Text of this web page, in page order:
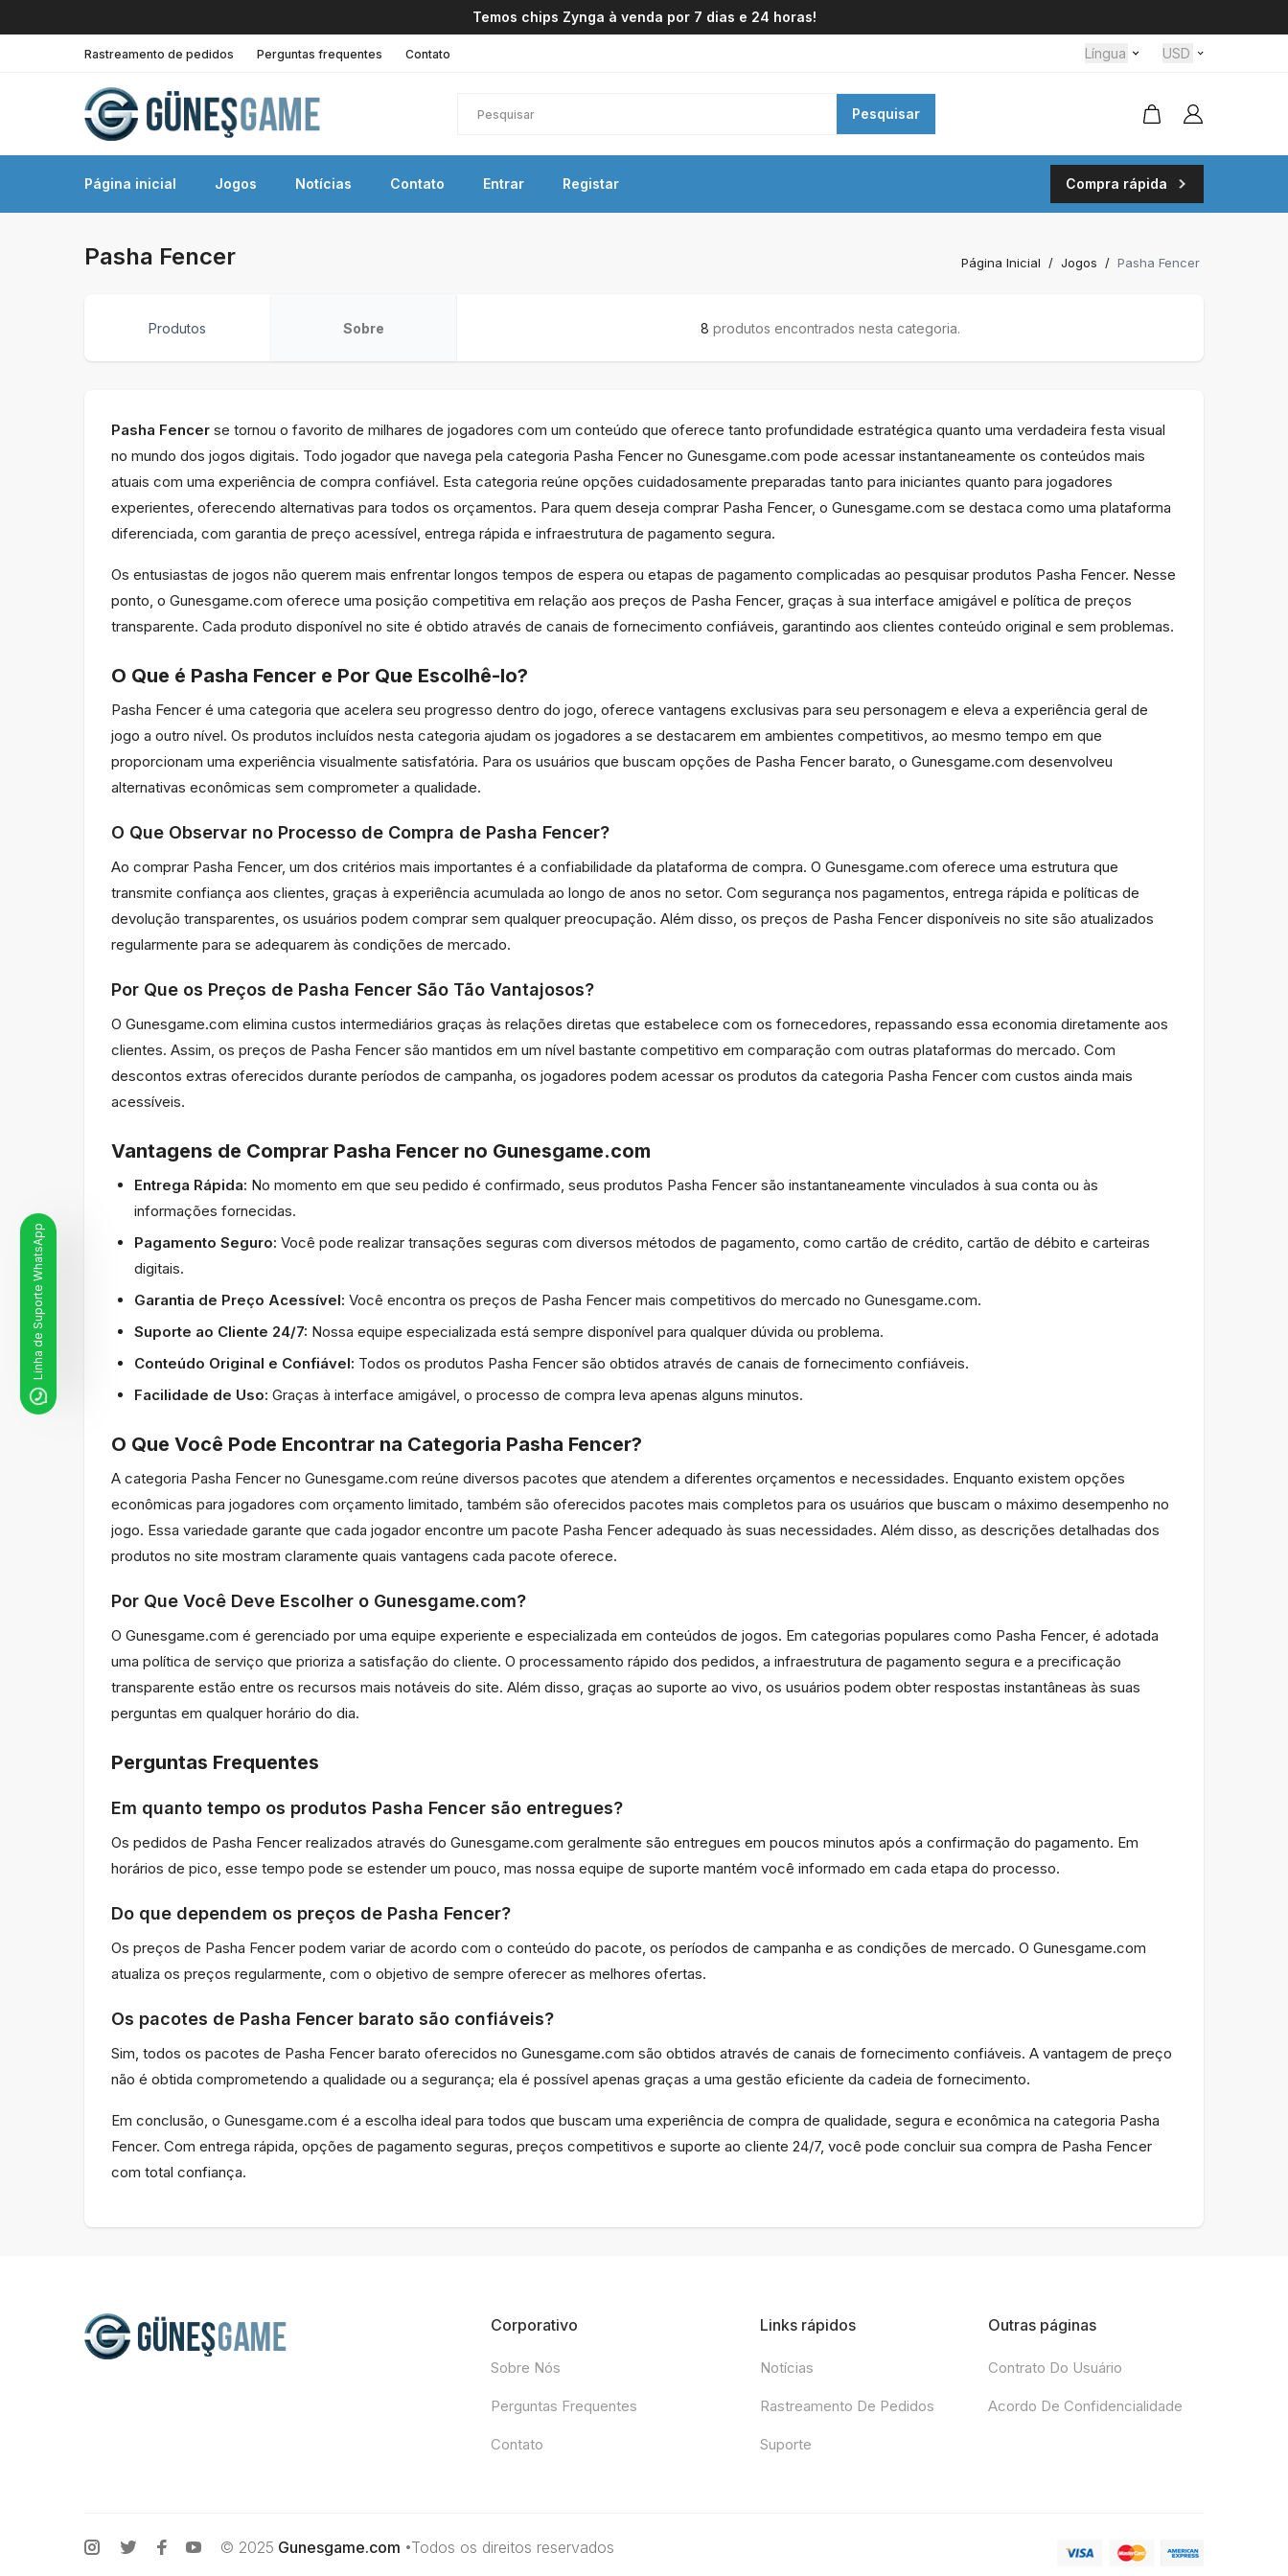
Temos chips Zynga à venda por 7 dias e 24 horas!
Rastreamento de pedidos Perguntas frequentes Contato Língua USD
Pesquisar
Página inicial Jogos Notícias Contato Entrar Registar Compra rápida
Pasha Fencer Página Inicial / Jogos / Pasha Fencer
Produtos Sobre 8 produtos encontrados nesta categoria.
Pasha Fencer se tornou o favorito de milhares de jogadores com um conteúdo que oferece tanto profundidade estratégica quanto uma verdadeira festa visual
no mundo dos jogos digitais. Todo jogador que navega pela categoria Pasha Fencer no Gunesgame.com pode acessar instantaneamente os conteúdos mais
atuais com uma experiência de compra confiável. Esta categoria reúne opções cuidadosamente preparadas tanto para iniciantes quanto para jogadores
experientes, oferecendo alternativas para todos os orçamentos. Para quem deseja comprar Pasha Fencer, o Gunesgame.com se destaca como uma plataforma
diferenciada, com garantia de preço acessível, entrega rápida e infraestrutura de pagamento segura.
Os entusiastas de jogos não querem mais enfrentar longos tempos de espera ou etapas de pagamento complicadas ao pesquisar produtos Pasha Fencer. Nesse
ponto, o Gunesgame.com oferece uma posição competitiva em relação aos preços de Pasha Fencer, graças à sua interface amigável e política de preços
transparente. Cada produto disponível no site é obtido através de canais de fornecimento confiáveis, garantindo aos clientes conteúdo original e sem problemas.
O Que é Pasha Fencer e Por Que Escolhê-lo?
Pasha Fencer é uma categoria que acelera seu progresso dentro do jogo, oferece vantagens exclusivas para seu personagem e eleva a experiência geral de
jogo a outro nível. Os produtos incluídos nesta categoria ajudam os jogadores a se destacarem em ambientes competitivos, ao mesmo tempo em que
proporcionam uma experiência visualmente satisfatória. Para os usuários que buscam opções de Pasha Fencer barato, o Gunesgame.com desenvolveu
alternativas econômicas sem comprometer a qualidade.
O Que Observar no Processo de Compra de Pasha Fencer?
Ao comprar Pasha Fencer, um dos critérios mais importantes é a confiabilidade da plataforma de compra. O Gunesgame.com oferece uma estrutura que
transmite confiança aos clientes, graças à experiência acumulada ao longo de anos no setor. Com segurança nos pagamentos, entrega rápida e políticas de
devolução transparentes, os usuários podem comprar sem qualquer preocupação. Além disso, os preços de Pasha Fencer disponíveis no site são atualizados
regularmente para se adequarem às condições de mercado.
Por Que os Preços de Pasha Fencer São Tão Vantajosos?
O Gunesgame.com elimina custos intermediários graças às relações diretas que estabelece com os fornecedores, repassando essa economia diretamente aos
clientes. Assim, os preços de Pasha Fencer são mantidos em um nível bastante competitivo em comparação com outras plataformas do mercado. Com
descontos extras oferecidos durante períodos de campanha, os jogadores podem acessar os produtos da categoria Pasha Fencer com custos ainda mais
acessíveis.
Vantagens de Comprar Pasha Fencer no Gunesgame.com
Entrega Rápida: No momento em que seu pedido é confirmado, seus produtos Pasha Fencer são instantaneamente vinculados à sua conta ou às
informações fornecidas.
Pagamento Seguro: Você pode realizar transações seguras com diversos métodos de pagamento, como cartão de crédito, cartão de débito e carteiras
digitais.
Garantia de Preço Acessível: Você encontra os preços de Pasha Fencer mais competitivos do mercado no Gunesgame.com.
Suporte ao Cliente 24/7: Nossa equipe especializada está sempre disponível para qualquer dúvida ou problema.
Conteúdo Original e Confiável: Todos os produtos Pasha Fencer são obtidos através de canais de fornecimento confiáveis.
Facilidade de Uso: Graças à interface amigável, o processo de compra leva apenas alguns minutos.
O Que Você Pode Encontrar na Categoria Pasha Fencer?
A categoria Pasha Fencer no Gunesgame.com reúne diversos pacotes que atendem a diferentes orçamentos e necessidades. Enquanto existem opções
econômicas para jogadores com orçamento limitado, também são oferecidos pacotes mais completos para os usuários que buscam o máximo desempenho no
jogo. Essa variedade garante que cada jogador encontre um pacote Pasha Fencer adequado às suas necessidades. Além disso, as descrições detalhadas dos
produtos no site mostram claramente quais vantagens cada pacote oferece.
Por Que Você Deve Escolher o Gunesgame.com?
O Gunesgame.com é gerenciado por uma equipe experiente e especializada em conteúdos de jogos. Em categorias populares como Pasha Fencer, é adotada
uma política de serviço que prioriza a satisfação do cliente. O processamento rápido dos pedidos, a infraestrutura de pagamento segura e a precificação
transparente estão entre os recursos mais notáveis do site. Além disso, graças ao suporte ao vivo, os usuários podem obter respostas instantâneas às suas
perguntas em qualquer horário do dia.
Perguntas Frequentes
Em quanto tempo os produtos Pasha Fencer são entregues?
Os pedidos de Pasha Fencer realizados através do Gunesgame.com geralmente são entregues em poucos minutos após a confirmação do pagamento. Em
horários de pico, esse tempo pode se estender um pouco, mas nossa equipe de suporte mantém você informado em cada etapa do processo.
Do que dependem os preços de Pasha Fencer?
Os preços de Pasha Fencer podem variar de acordo com o conteúdo do pacote, os períodos de campanha e as condições de mercado. O Gunesgame.com
atualiza os preços regularmente, com o objetivo de sempre oferecer as melhores ofertas.
Os pacotes de Pasha Fencer barato são confiáveis?
Sim, todos os pacotes de Pasha Fencer barato oferecidos no Gunesgame.com são obtidos através de canais de fornecimento confiáveis. A vantagem de preço
não é obtida comprometendo a qualidade ou a segurança; ela é possível apenas graças a uma gestão eficiente da cadeia de fornecimento.
Em conclusão, o Gunesgame.com é a escolha ideal para todos que buscam uma experiência de compra de qualidade, segura e econômica na categoria Pasha
Fencer. Com entrega rápida, opções de pagamento seguras, preços competitivos e suporte ao cliente 24/7, você pode concluir sua compra de Pasha Fencer
com total confiança.
Corporativo
Sobre Nós
Perguntas Frequentes
Contato
Links rápidos
Notícias
Rastreamento De Pedidos
Suporte
Outras páginas
Contrato Do Usuário
Acordo De Confidencialidade
© 2025 Gunesgame.com •Todos os direitos reservados
Linha de Suporte WhatsApp